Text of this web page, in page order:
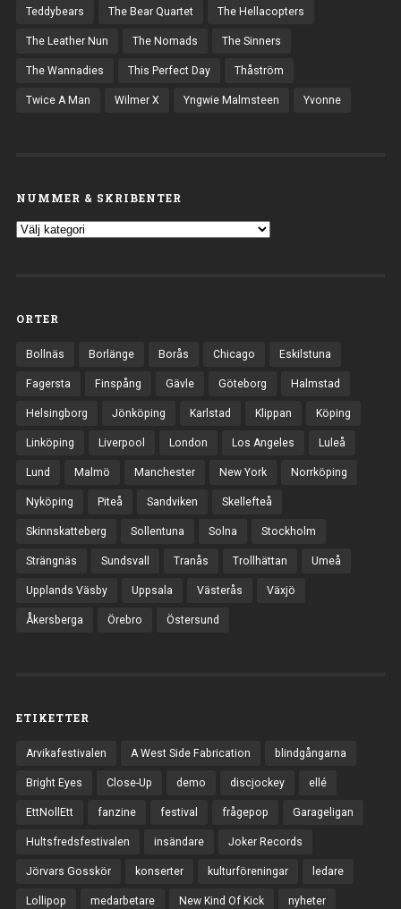
Teddybears The Bear Quartet The Hellacopters
The Leather Nun The Nomads The Sinners
The Wannadies This Perfect Day Thåström
Twice A Man Wilmer X Yngwie Malmsteen Yvonne
NUMMER & SKRIBENTER
ORTER
Bollnäs Borlänge Borås Chicago Eskilstuna
Fagersta Finspång Gävle Göteborg Halmstad
Helsingborg Jönköping Karlstad Klippan Köping
Linköping Liverpool London Los Angeles Luleå
Lund Malmö Manchester New York Norrköping
Nyköping Piteå Sandviken Skellefteå
Skinnskatteberg Sollentuna Solna Stockholm
Strängnäs Sundsvall Tranås Trollhättan Umeå
Upplands Väsby Uppsala Västerås Växjö
Åkersberga Örebro Östersund
ETIKETTER
Arvikafestivalen A West Side Fabrication blindgångarna
Bright Eyes Close-Up demo discjockey ellé
EttNollEtt fanzine festival frågepop Garageligan
Hultsfredsfestivalen insändare Joker Records
Jörvars Gosskör konserter kulturföreningar ledare
Lollipop medarbetare New Kind Of Kick nyheter